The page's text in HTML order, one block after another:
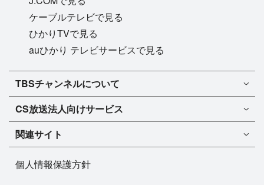
ケーブルテレビで見る
ひかりTVで見る
auひかり テレビサービスで見る
TBSチャンネル1
TBSチャンネル2
マンスリーガイド［PDF］
TBSチャンネルについて
TBSチャンネルについて
FAQ・よくあるご質問
インフォメーション
プレゼント
CS放送法人向けサービス
法人向けサービスについて
TBSチャンネル1
TBSチャンネル2
今月放送
ドラマ
バラエティ
音楽
関連サイト
BS-TBS
個人情報保護方針